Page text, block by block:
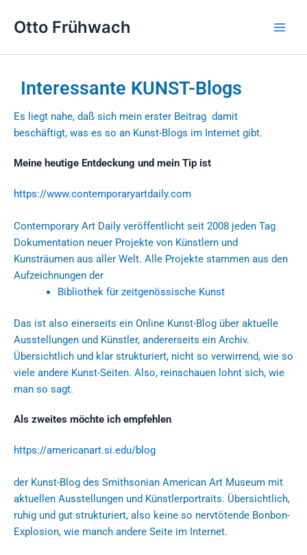
InhaltOtto Frühwach
Interessante KUNST-Blogs
Es liegt nahe, daß sich mein erster Beitrag damit
beschäftigt, was es so an Kunst-Blogs im Internet gibt.
Meine heutige Entdeckung und mein Tip ist
https://www.contemporaryartdaily.com
Contemporary Art Daily veröffentlicht seit 2008 jeden Tag
Dokumentation neuer Projekte von Künstlern und
Kunsträumen aus aller Welt. Alle Projekte stammen aus den
Aufzeichnungen der
Bibliothek für zeitgenössische Kunst
Das ist also einerseits ein Online Kunst-Blog über aktuelle
Ausstellungen und Künstler, andererseits ein Archiv.
Übersichtlich und klar strukturiert, nicht so verwirrend, wie so
viele andere Kunst-Seiten. Also, reinschauen lohnt sich, wie
man so sagt.
Als zweites möchte ich empfehlen
https://americanart.si.edu/blog
der Kunst-Blog des Smithsonian American Art Museum mit
aktuellen Ausstellungen und Künstlerportraits. Übersichtlich,
ruhig und gut strukturiert, also keine so nervtötende Bonbon-
Explosion, wie manch andere Seite im Internet.